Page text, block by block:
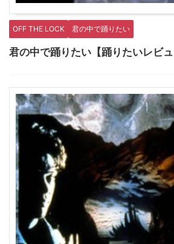
OFF THE LOCK 君の中で踊りたい
君の中で踊りたい【踊りたいレビュ